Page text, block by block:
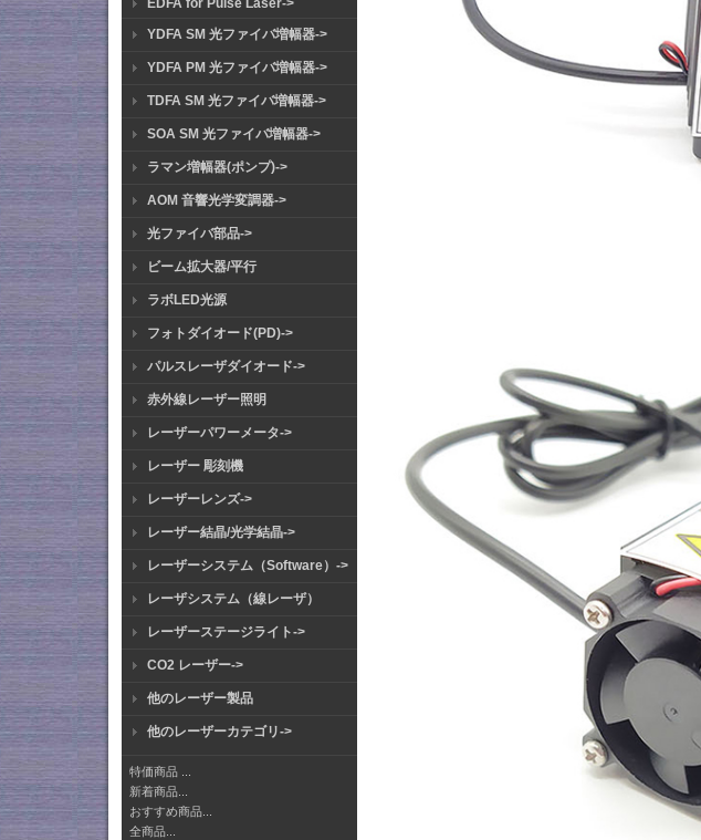
EDFA for Pulse Laser->
YDFA SM 光ファイバ増幅器->
YDFA PM 光ファイバ増幅器->
TDFA SM 光ファイバ増幅器->
SOA SM 光ファイバ増幅器->
ラマン増幅器(ポンプ)->
AOM 音響光学変調器->
光ファイバ部品->
ビーム拡大器/平行
ラボLED光源
フォトダイオード(PD)->
パルスレーザダイオード->
赤外線レーザー照明
レーザーパワーメータ->
レーザー 彫刻機
レーザーレンズ->
レーザー結晶/光学結晶->
レーザーシステム（Software）->
レーザシステム（線レーザ）
レーザーステージライト->
CO2 レーザー->
他のレーザー製品
他のレーザーカテゴリ->
特価商品 ...
新着商品...
おすすめ商品...
全商品...